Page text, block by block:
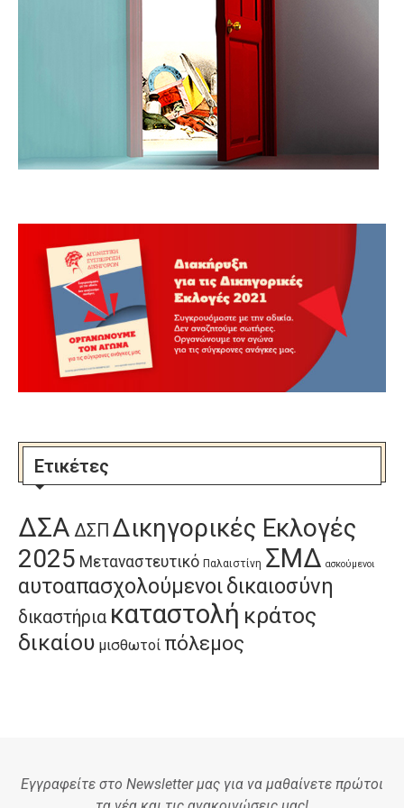
Ετικέτες
ΔΣΑ ΔΣΠ Δικηγορικές Εκλογές
2025 Μεταναστευτικό Παλαιστίνη ΣΜΔ ασκούμενοι
αυτοαπασχολούμενοιδικαιοσύνη
δικαστήρια καταστολή κράτος
δικαίου μισθωτοί πόλεμος
Εγγραφείτε στο Newsletter μας για να μαθαίνετε πρώτοι